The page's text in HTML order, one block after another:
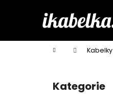
Domů Kabelky
Přeskočit
kategorie
Kategorie
í
Zpět
do
Zpět
do